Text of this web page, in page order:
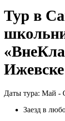
Тур в
Ижевске
Даты тура: Май -
Заезд в